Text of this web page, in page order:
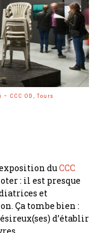
CCC OD, Tours
duCCC
: il est presque
et
Ça tombe bien :
d’établir